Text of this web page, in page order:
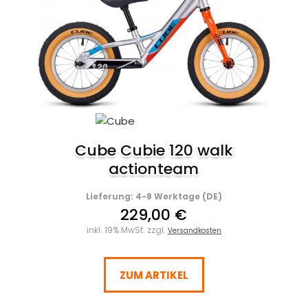
Cube Cubie 120 walk
actionteam
Lieferung: 4-8 Werktage (DE)
229,00 €
inkl. 19% MwSt. zzgl. Versandkosten
ZUM ARTIKEL